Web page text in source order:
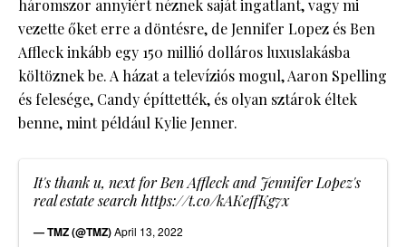
háromszor annyiért néznek saját ingatlant, vagy mi
vezette őket erre a döntésre, de Jennifer Lopez és Ben
Affleck inkább egy 150 millió dolláros luxuslakásba
költöznek be. A házat a televíziós mogul, Aaron Spelling
és felesége, Candy építtették, és olyan sztárok éltek
benne, mint például Kylie Jenner.
It's thank u, next for Ben Affleck and Jennifer Lopez's
real estate search https://t.co/kAKeffKg7x
— TMZ (@TMZ)April 13, 2022